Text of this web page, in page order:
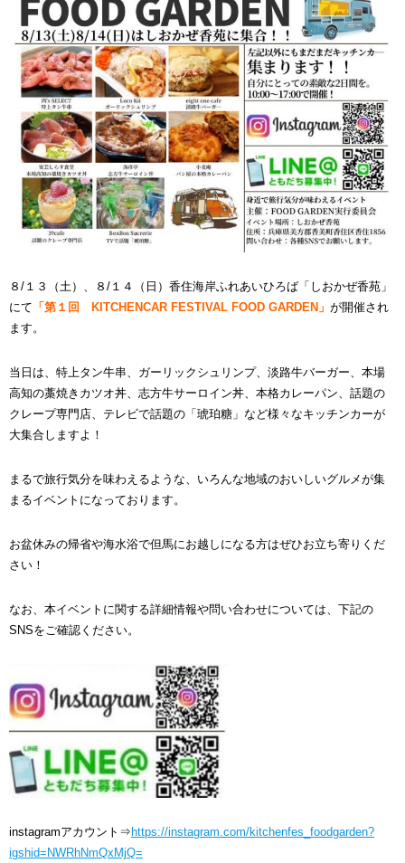
８/１３（土）、８/１４（日）香住海岸ふれあいひろば「しおかぜ香苑」
にて 「第１回 KITCHENCAR FESTIVAL FOOD GARDEN」 が開催され
ます。
当日は、特上タン牛串、ガーリックシュリンプ、淡路牛バーガー、本場
高知の藁焼きカツオ丼、志方牛サーロイン丼、本格カレーパン、話題の
クレープ専門店、テレビで話題の「琥珀糖」など様々なキッチンカーが
大集合しますよ！
まるで旅行気分を味わえるような、いろんな地域のおいしいグルメが集
まるイベントになっております。
お盆休みの帰省や海水浴で但馬にお越しになる方はぜひお立ち寄りくだ
さい！
なお、本イベントに関する詳細情報や問い合わせについては、下記の
SNSをご確認ください。
instagramアカウント⇒ https://instagram.com/kitchenfes_foodgarden?
igshid=NWRhNmQxMjQ=